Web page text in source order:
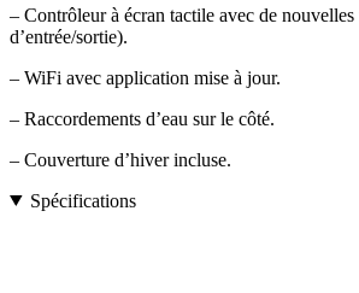
– Contrôleur à écran tactile avec de
d’entrée/sortie).
– WiFi avec application mise à jour.
– Raccordements d’eau sur le côté.
– Couverture d’hiver incluse.
Spécifications